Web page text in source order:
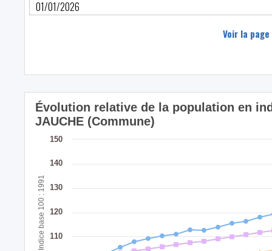
Voir la
Indice base 100 : 1991
Évolution relative de la population en
JAUCHE (Commune)
110
120
130
140
150